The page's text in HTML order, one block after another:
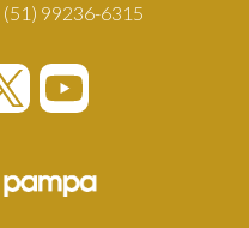
(51) 99236-6315